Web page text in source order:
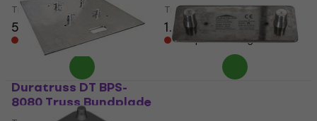
Truss Bundplade
575,59 kr
Kun på bestilling
Truss Bundplade
1.759 kr
Kun på bestilling
Duratruss DT BPS-
8080 Truss Bundplade